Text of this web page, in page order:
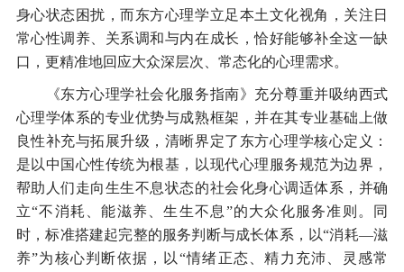
身心状态困扰，而东方心理学立足本土文化视角，关注日
常心性调养、关系调和与内在成长，恰好能够补全这一缺
口，更精准地回应大众深层次、常态化的心理需求。
《东方心理学社会化服务指南》充分尊重并吸纳西式
心理学体系的专业优势与成熟框架，并在其专业基础上做
良性补充与拓展升级，清晰界定了东方心理学核心定义：
是以中国心性传统为根基，以现代心理服务规范为边界，
帮助人们走向生生不息状态的社会化身心调适体系，并确
立“不消耗、能滋养、生生不息”的大众化服务准则。同
时，标准搭建起完整的服务判断与成长体系，以“消耗—滋
养”为核心判断依据，以“情绪正态、精力充沛、灵感常